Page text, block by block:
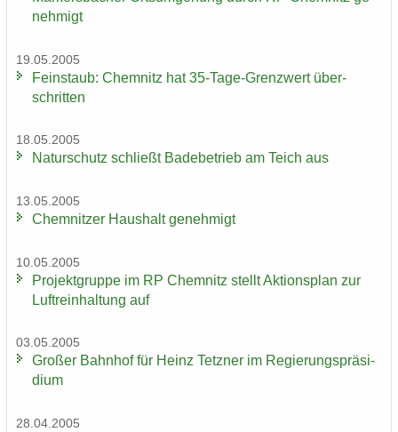
neh­migt
19.05.2005
Fein­staub: Chem­nitz hat 35-​Tage-Grenzwert über­
schrit­ten
18.05.2005
Na­tur­schutz schließt Ba­de­be­trieb am Teich aus
13.05.2005
Chem­nit­zer Haus­halt ge­neh­migt
10.05.2005
Pro­jekt­grup­pe im RP Chem­nitz stellt Ak­ti­ons­plan zur
Luft­rein­hal­tung auf
03.05.2005
Gro­ßer Bahn­hof für Heinz Tetz­ner im Re­gie­rungs­prä­si­
di­um
28.04.2005